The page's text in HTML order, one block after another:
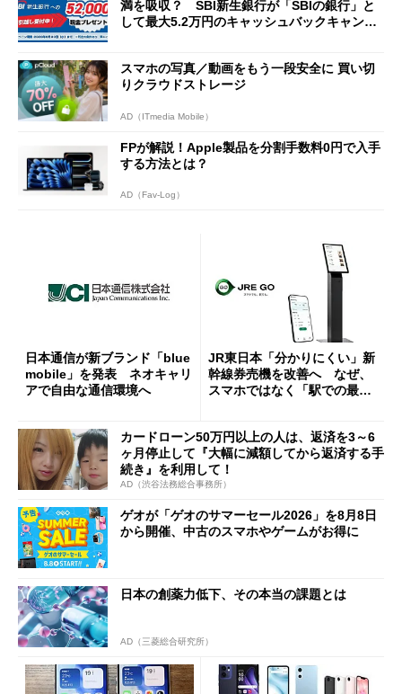
満を吸収？ SBI新生銀行が「SBIの銀行」と
して最大5.2万円のキャッシュバックキャンペ
スマホの写真／動画をもう一段安全に 買い切
りクラウドストレージ
AD（ITmedia Mobile）
FPが解説！Apple製品を分割手数料0円で入手
する方法とは？
AD（Fav-Log）
日本通信が新ブランド「blue
mobile」を発表 ネオキャリ
アで自由な通信環境へ
JR東日本「分かりにくい」新
幹線券売機を改善へ なぜ、
スマホではなく「駅での最短
カードローン50万円以上の人は、返済を3～6
ヶ月停止して『大幅に減額してから返済する手
続き』を利用して！
AD（渋谷法務総合事務所）
ゲオが「ゲオのサマーセール2026」を8月8日
から開催、中古のスマホやゲームがお得に
日本の創薬力低下、その本当の課題とは
AD（三菱総合研究所）